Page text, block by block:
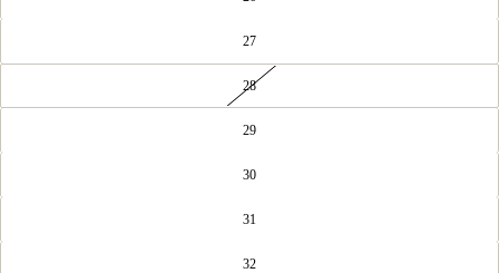
27
28
29
30
31
32